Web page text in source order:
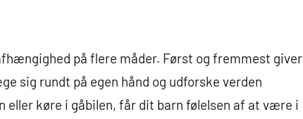
på flere måder. Først og fremmest giver
sig rundt på egen hånd og udforske verden
eller køre i gåbilen, får dit barn følelsen af at være i